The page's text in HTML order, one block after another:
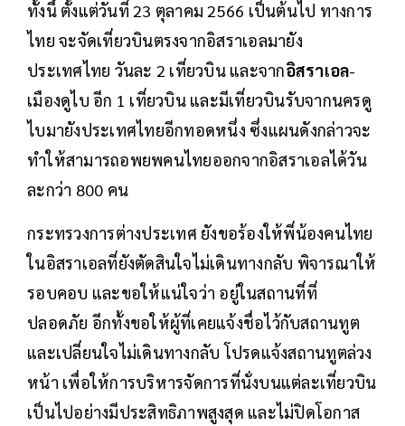
ทั้งนี้ ตั้งแต่วันที่ 23 ตุลาคม 2566 เป็นต้นไป ทางการ
ไทย จะจัดเที่ยวบินตรงจากอิสราเอลมายัง
ประเทศไทย วันละ 2 เที่ยวบิน และจากอิสราเอล-
เมืองดูไบ อีก 1 เที่ยวบิน และมีเที่ยวบินรับจากนครดู
ไบมายังประเทศไทยอีกทอดหนึ่ง ซึ่งแผนดังกล่าวจะ
ทำให้สามารถอพยพคนไทยออกจากอิสราเอลได้วัน
ละกว่า 800 คน
กระทรวงการต่างประเทศ ยังขอร้องให้พี่น้องคนไทย
ในอิสราเอลที่ยังตัดสินใจไม่เดินทางกลับ พิจารณาให้
รอบคอบ และขอให้แน่ใจว่า อยู่ในสถานที่ที่
ปลอดภัย อีกทั้งขอให้ผู้ที่เคยแจ้งชื่อไว้กับสถานทูต
และเปลี่ยนใจไม่เดินทางกลับ โปรดแจ้งสถานทูตล่วง
หน้า เพื่อให้การบริหารจัดการที่นั่งบนแต่ละเที่ยวบิน
เป็นไปอย่างมีประสิทธิภาพสูงสุด และไม่ปิดโอกาส